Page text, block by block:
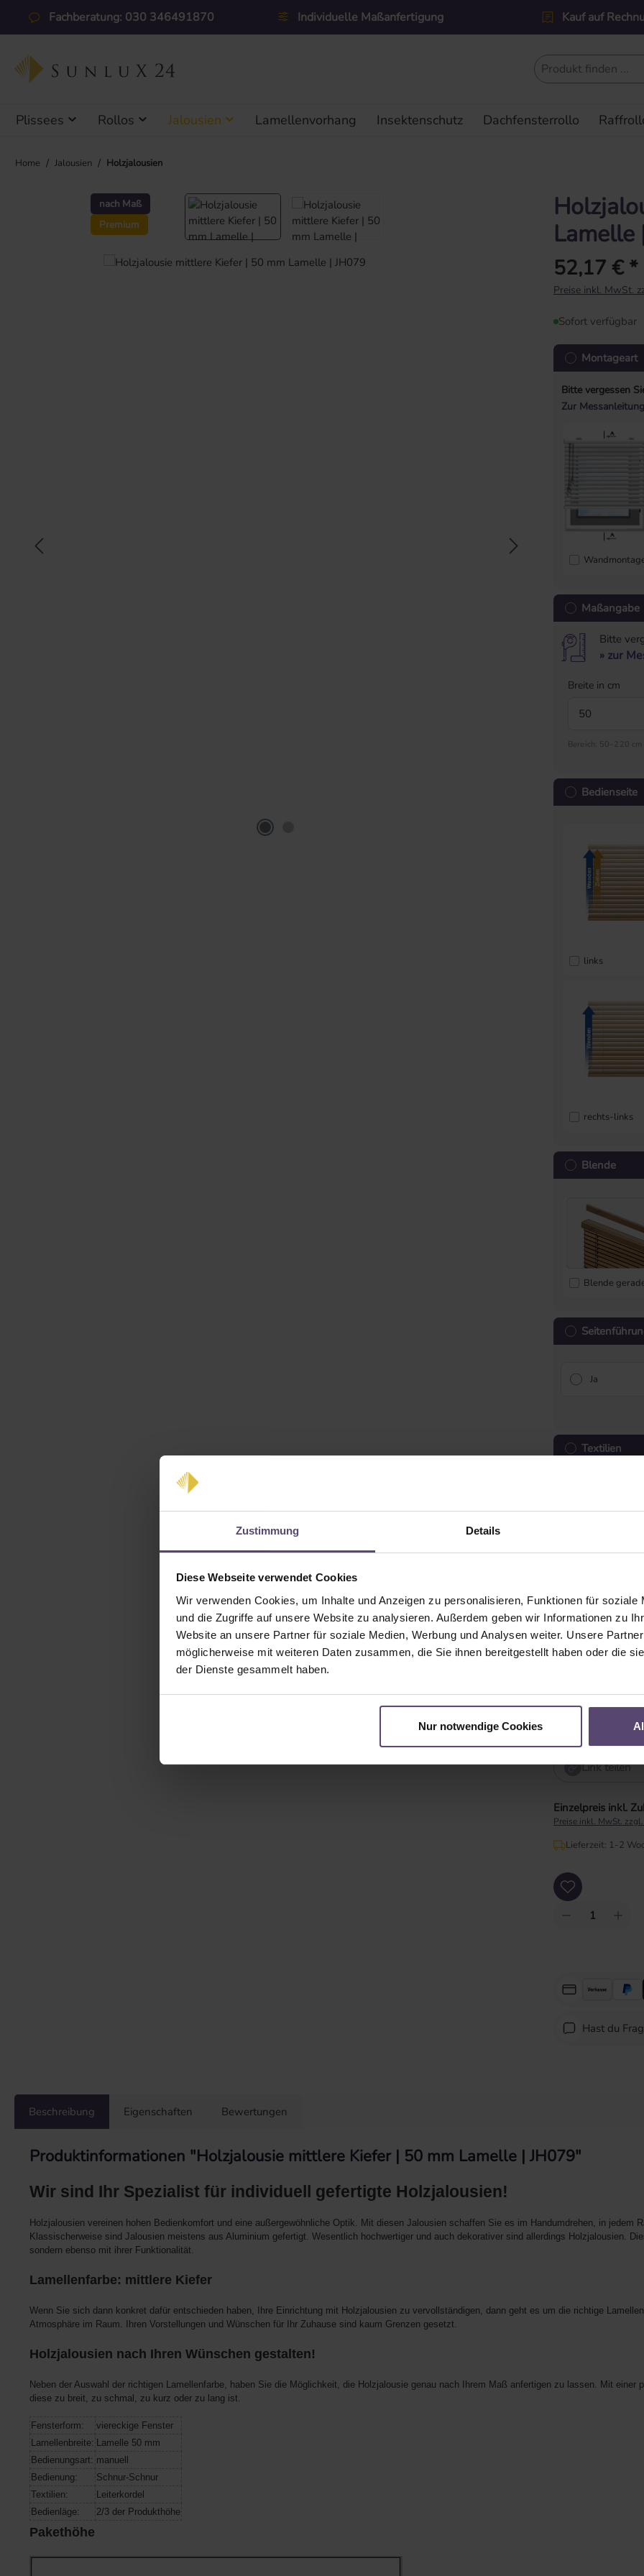
Zustimmung Details
Diese Webseite verwendet Cookies
Wir verwenden Cookies, um Inhalte und Anzeigen zu personalisieren, Funktionen für soziale
und die Zugriffe auf unsere Website zu analysieren. Außerdem geben wir Informationen zu
Website an unsere Partner für soziale Medien, Werbung und Analysen weiter. Unsere
möglicherweise mit weiteren Daten zusammen, die Sie ihnen bereitgestellt haben oder die
der Dienste gesammelt haben.
Nur notwendige Cookies
Hauptinhalt springen
Zur Suche springen
Zur Hauptnavigation springen
Fachberatung: 030 346491870 Individuelle Maßanfertigung Kauf auf
Plissees Rollos Jalousien Lamellenvorhang Insektenschutz Dachfensterrollo
Home / Jalousien / Holzjalousien
nach Maß
Premium
Bildergalerie überspringen
Lamelle
Regulärer Preis:
52,17 € *
Preise inkl. MwSt.
Sofort verfügbar
Montageart
Bitte vergessen
Zur Messanleitung
Maßangabe
Bitte
» zur
Breite in cm
Bereich: 50–220 cm
Bedienseite
links
rechts-links
Blende
Blende
Ja
Textilien
Bedienlänge
Bedienlänge in cm
min=0
Link teilen
Einzelpreis inkl.
Preise inkl. MwSt.
Lieferzeit: 1-2
Produkt Anzahl:
Hast du
Beschreibung Eigenschaften Bewertungen
Produktinformationen "Holzjalousie mittlere Kiefer | 50 mm Lamelle | JH079"
Wir sind Ihr Spezialist für individuell gefertigte Holzjalousien!
Holzjalousien vereinen hohen Bedienkomfort und eine außergewöhnliche Optik. Mit diesen Jalousien schaffen Sie es im Handumdrehen, in jedem
Klassischerweise sind Jalousien meistens aus Aluminium gefertigt. Wesentlich hochwertiger und auch dekorativer sind allerdings Holzjalousien.
sondern ebenso mit ihrer Funktionalität.
Lamellenfarbe: mittlere Kiefer
Wenn Sie sich dann konkret dafür entschieden haben, Ihre Einrichtung mit Holzjalousien zu vervollständigen, dann geht es um die richtige
Atmosphäre im Raum. Ihren Vorstellungen und Wünschen für Ihr Zuhause sind kaum Grenzen gesetzt.
Holzjalousien nach Ihren Wünschen gestalten!
Neben der Auswahl der richtigen Lamellenfarbe, haben Sie die Möglichkeit, die Holzjalousie genau nach Ihrem Maß anfertigen zu lassen. Mit
diese zu breit, zu schmal, zu kurz oder zu lang ist.
Fensterform:
viereckige Fenster
Lamellenbreite:
Lamelle 50 mm
Bedienungsart: manuell
Bedienung:
Schnur-Schnur
Textilien:
Leiterkordel
Bedienläge:
2/3 der Produkthöhe
Pakethöhe